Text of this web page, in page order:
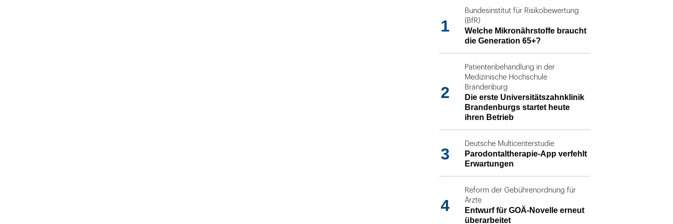
1
Bundesinstitut für Risikobewertung
(BfR)
Welche Mikronährstoffe braucht
die Generation 65+?
2
Patientenbehandlung in der
Medizinische Hochschule
Brandenburg
Die erste Universitätszahnklinik
Brandenburgs startet heute
ihren Betrieb
3
Deutsche Multicenterstudie
Parodontaltherapie-App verfehlt
Erwartungen
4
Reform der Gebührenordnung für
Ärzte
Entwurf für GOÄ-Novelle erneut
überarbeitet